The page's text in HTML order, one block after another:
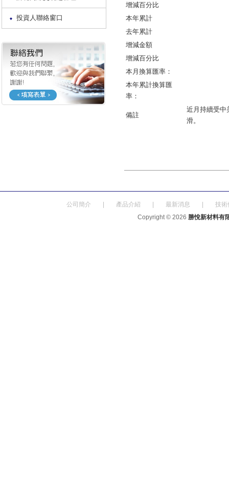
投資人聯絡窗口
增減百分比
本年累計
去年累計
增減金額
增減百分比
本月換算匯率：
本年累計換算匯
率：
備註
近月持續受中
滑。
公司簡介 產品介紹 最新消息 |技術
Copyright © 2026 勝悅新材料有